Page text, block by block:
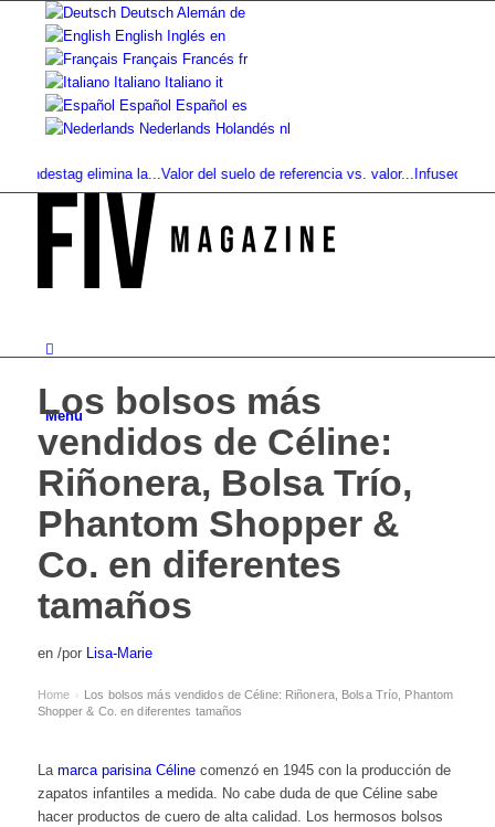
Deutsch Alemán de
English Inglés en
Français Francés fr
Italiano Italiano it
Español Español es
Nederlands Holandés nl
elimina la...Valor del suelo de referencia vs. valor...Infused Kitchen
Menú
Los bolsos más
vendidos de Céline:
Riñonera, Bolsa Trío,
Phantom Shopper &
Co. en diferentes
tamaños
en /por Lisa-Marie
Home › Los bolsos más vendidos de Céline: Riñonera, Bolsa Trío, Phantom
Shopper & Co. en diferentes tamaños
La marca parisina Célinecomenzó en 1945 con la producción de
zapatos infantiles a medida. No cabe duda de que Céline sabe
hacer productos de cuero de alta calidad. Los hermosos bolsos